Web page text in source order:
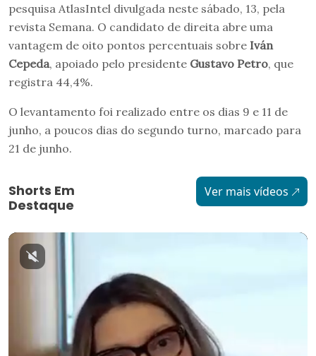
pesquisa AtlasIntel divulgada neste sábado, 13, pela
revista Semana. O candidato de direita abre uma
vantagem de oito pontos percentuais sobre Iván
Cepeda, apoiado pelo presidente Gustavo Petro, que
registra 44,4%.
O levantamento foi realizado entre os dias 9 e 11 de
junho, a poucos dias do segundo turno, marcado para
21 de junho.
Shorts Em
Destaque
Ver mais vídeos